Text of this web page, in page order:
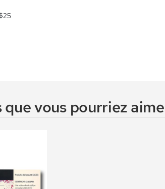
vous pourriez